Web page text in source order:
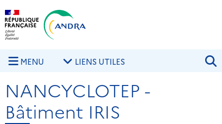
Aller au contenu principal
MENU LIENS UTILES
NANCYCLOTEP -
Bâtiment IRIS